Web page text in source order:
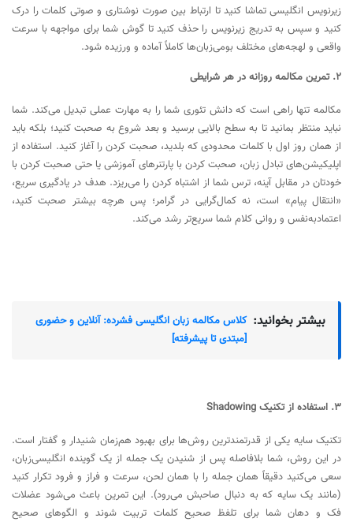
زیرنویس انگلیسی تماشا کنید تا ارتباط بین صورت نوشتاری و صوتی کلمات را درک
کنید و سپس به تدریج زیرنویس را حذف کنید تا گوش شما برای مواجهه با سرعت
واقعی و لهجه‌های مختلف بومی‌زبان‌ها کاملاً آماده و ورزیده شود.
۲. تمرین مکالمه روزانه در هر شرایطی
مکالمه تنها راهی است که دانش تئوری شما را به مهارت عملی تبدیل می‌کند. شما
نباید منتظر بمانید تا به سطح بالایی برسید و بعد شروع به صحبت کنید؛ بلکه باید
از همان روز اول با کلمات محدودی که بلدید، صحبت کردن را آغاز کنید. استفاده از
اپلیکیشن‌های تبادل زبان، صحبت کردن با پارتنرهای آموزشی یا حتی صحبت کردن با
خودتان در مقابل آینه، ترس شما از اشتباه کردن را می‌ریزد. هدف در یادگیری سریع،
«انتقال پیام» است، نه کمال‌گرایی در گرامر؛ پس هرچه بیشتر صحبت کنید،
اعتمادبه‌نفس و روانی کلام شما سریع‌تر رشد می‌کند.
بیشتر بخوانید: کلاس مکالمه زبان انگلیسی فشرده: آنلاین و حضوری
[مبتدی تا پیشرفته]
۳. استفاده از تکنیک Shadowing
تکنیک سایه یکی از قدرتمندترین روش‌ها برای بهبود هم‌زمان شنیدار و گفتار است.
در این روش، شما بلافاصله پس از شنیدن یک جمله از یک گوینده انگلیسی‌زبان،
سعی می‌کنید دقیقاً همان جمله را با همان لحن، سرعت و فراز و فرود تکرار کنید
(مانند یک سایه که به دنبال صاحبش می‌رود). این تمرین باعث می‌شود عضلات
فک و دهان شما برای تلفظ صحیح کلمات تربیت شوند و الگوهای صحیح